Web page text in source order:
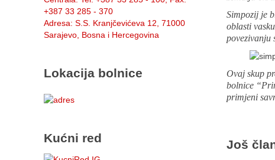
Simpozij je
oblasti
povezivanju
Ovaj skup
bolnice
primjeni
Još
+387 33 285 - 370
Adresa: S.S. Kranjčevićeva 12, 71000
Sarajevo, Bosna i Hercegovina
Lokacija bolnice
Kućni red